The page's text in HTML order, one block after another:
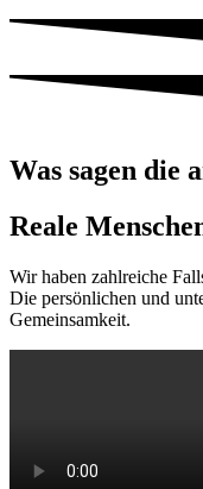
Was sagen die
Reale
Wir haben zahlreiche
Die persönlichen und
Gemeinsamkeit.